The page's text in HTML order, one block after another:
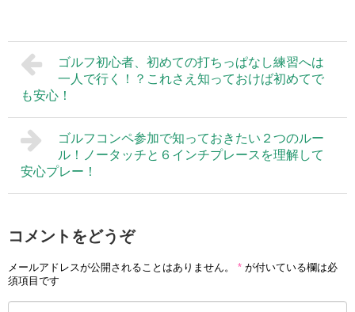
ゴルフ初心者、初めての打ちっぱなし練習へは
一人で行く！？これさえ知っておけば初めてで
も安心！
ゴルフコンペ参加で知っておきたい２つのルー
ル！ノータッチと６インチプレースを理解して
安心プレー！
コメントをどうぞ
メールアドレスが公開されることはありません。 * が付いている欄は必
須項目です